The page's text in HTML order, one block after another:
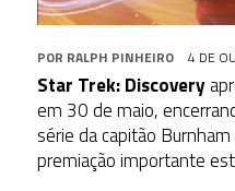
POR RALPH PINHEIRO 4 DE
Star Trek: Discovery
em 30 de maio,
série da capitão
premiação importante